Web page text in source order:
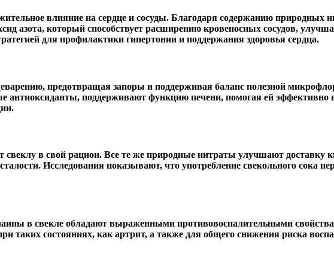
влияние на сердце и сосуды. Благодаря содержанию природных
азота, который способствует расширению кровеносных сосудов,
для профилактики гипертонии и поддержания здоровья сердца.
предотвращая запоры и поддерживая баланс полезной
антиоксиданты, поддерживают функцию печени, помогая ей эффективно
в свой рацион. Все те же природные нитраты улучшают доставку
Исследования показывают, что употребление свекольного сока
в свекле обладают выраженными противовоспалительными
таких состояниях, как артрит, а также для общего снижения риска